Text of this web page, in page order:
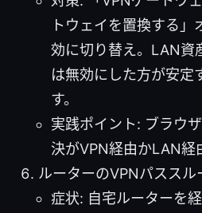
トウェイを置換する
効に切り替え。LAN資
は無効にした方が安定
す。
実践ポイント: ブラウ
決がVPN経由かLAN経
ルーターのVPNパススル
症状: 自宅ルーターを